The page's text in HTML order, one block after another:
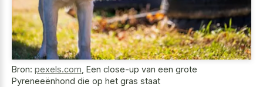
Bron: pexels.com Een close-up van een grote
Pyreneeënhond die op het gras staat